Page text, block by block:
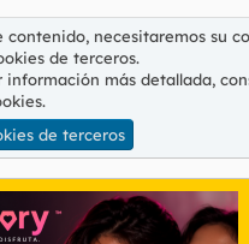
contenido, necesitaremos su
de terceros.
información más detallada,
.
de terceros